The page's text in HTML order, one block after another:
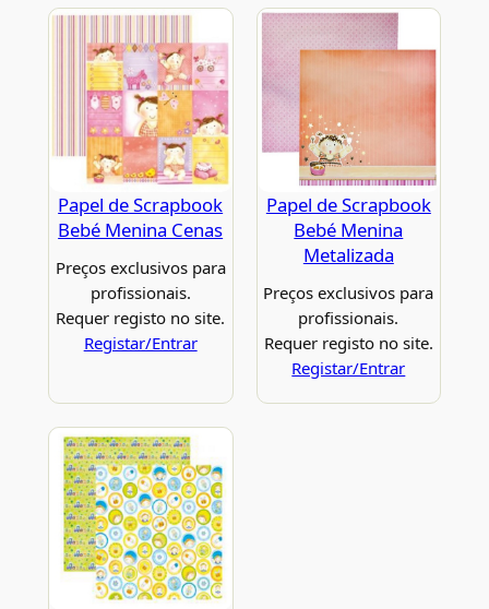
Papel de Scrapbook
Bebé Menina Cenas
Preços exclusivos para
profissionais.
Requer registo no site.
Registar/Entrar
Papel de Scrapbook
Bebé Menina
Metalizada
Preços exclusivos para
profissionais.
Requer registo no site.
Registar/Entrar